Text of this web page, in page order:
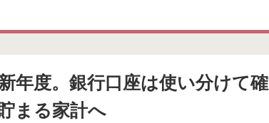
年度。銀行口座は使い分けて
まる家計へ